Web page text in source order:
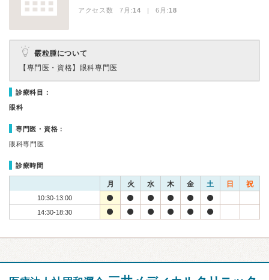
アクセス数 7月:14 | 6月:18
霰粒腫について
【専門医・資格】 眼科専門医
診療科目：
眼科
専門医・資格：
眼科専門医
診療時間
月 火 水 木 金 土 日 祝
10:30-13:00
14:30-18:30